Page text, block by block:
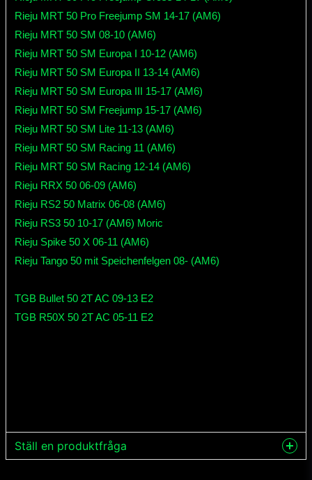
Rieju MRT 50 Pro Freejump SM 14-17 (AM6)
Rieju MRT 50 SM 08-10 (AM6)
Rieju MRT 50 SM Europa I 10-12 (AM6)
Rieju MRT 50 SM Europa II 13-14 (AM6)
Rieju MRT 50 SM Europa III 15-17 (AM6)
Rieju MRT 50 SM Freejump 15-17 (AM6)
Rieju MRT 50 SM Lite 11-13 (AM6)
Rieju MRT 50 SM Racing 11 (AM6)
Rieju MRT 50 SM Racing 12-14 (AM6)
Rieju RRX 50 06-09 (AM6)
Rieju RS2 50 Matrix 06-08 (AM6)
Rieju RS3 50 10-17 (AM6) Moric
Rieju Spike 50 X 06-11 (AM6)
Rieju Tango 50 mit Speichenfelgen 08- (AM6)
TGB Bullet 50 2T AC 09-13 E2
TGB R50X 50 2T AC 05-11 E2
Ställ en produktfråga